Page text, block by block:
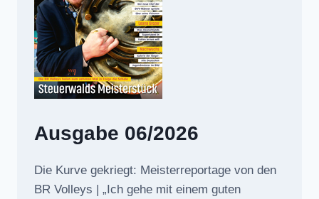
Ausgabe 06/2026
Die Kurve gekriegt: Meisterreportage von den
BR Volleys | „Ich gehe mit einem guten